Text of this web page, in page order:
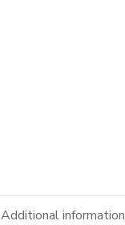
Additional information